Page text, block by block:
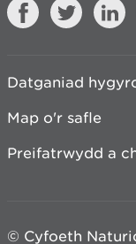
Datganiad
Map o'r safle
Preifatrwydd a
© Cyfoeth